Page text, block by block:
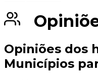
Opiniões dos
Municípios